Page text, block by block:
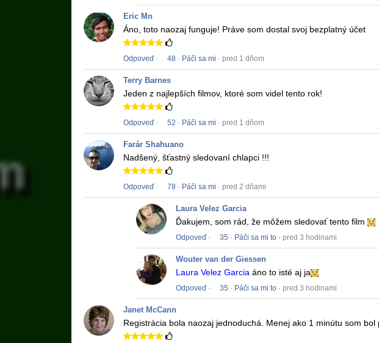
Eric Mn
Áno, toto naozaj funguje! Práve som dostal svoj bezplatný účet
Odpoveď· 48 · Páči sa mi · pred 1 dňom
Terry Barnes
Jeden z najlepších filmov, ktoré som videl tento rok!
Odpoveď· 52 · Páči sa mi · pred 1 dňom
Farár Shahuano
Nadšený, šťastný sledovaní chlapci !!!
Odpoveď· 78 · Páči sa mi · pred 2 dňami
Laura Velez Garcia
Ďakujem, som rád, že môžem sledovať tento film
Odpoveď· 35 · Páči sa mi to · pred 3 hodinami
Wouter van der Giessen
Laura Velez Garcia áno to isté aj ja
Odpoveď· 35 · Páči sa mi to · pred 3 hodinami
Janet McCann
Registrácia bola naozaj jednoduchá. Menej ako 1 minútu som bol